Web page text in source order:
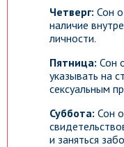
Четверг: Сон
наличие
личности.
Пятница: Сон
указывать на
сексуальным
Суббота: Сон
и заняться